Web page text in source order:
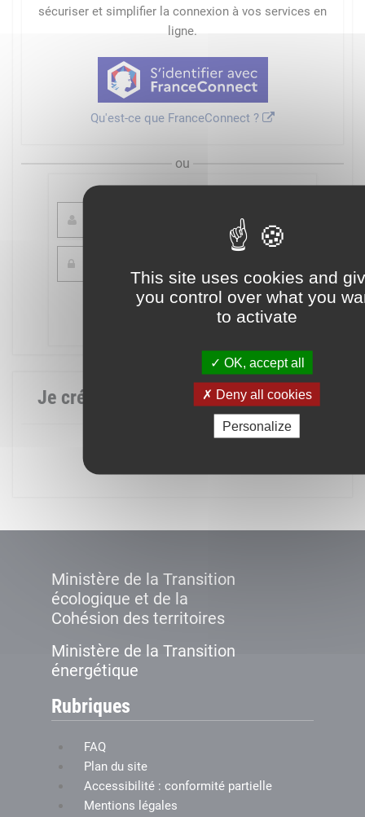
This site uses cookies and
you control over what you
to activate
OK, accept all
Deny all cookies
Personalize
sécuriser et simplifier la connexion à vos services en
ligne.
Qu'est-ce que FranceConnect ?
ou
Mot de passe oublié ?
Je crée mon compte
Ministère de la Transition
écologique et de la
Cohésion des territoires
Ministère de la Transition
énergétique
Rubriques
FAQ
Plan du site
Accessibilité : conformité partielle
Mentions légales